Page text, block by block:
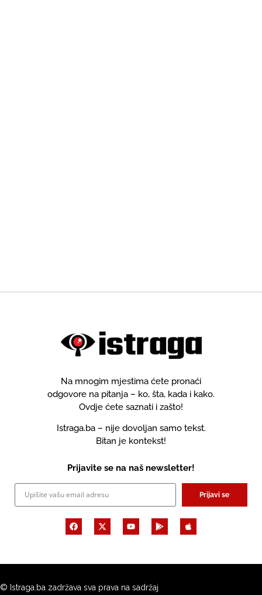
Na mnogim mjestima ćete pronaći
odgovore na pitanja – ko, šta, kada i kako.
Ovdje ćete saznati i zašto!
Istraga.ba – nije dovoljan samo tekst.
Bitan je kontekst!
Prijavite se na naš newsletter!
Prijavi se
© Istraga.ba zadržava sva prava na sadržaj